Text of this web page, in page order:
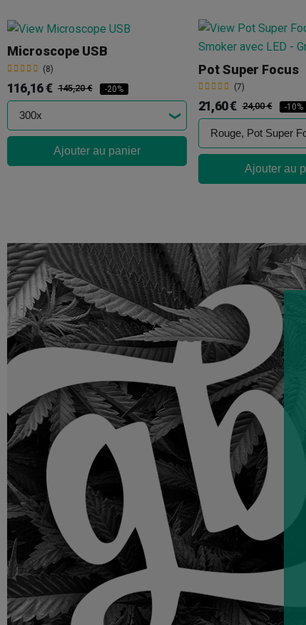
Microscope USB
(8)
116,16 € 145,20 € -20%
Ajouter au panier
Pot Super Focus
(7)
21,60 € 24,00 € -10%
Ajouter au